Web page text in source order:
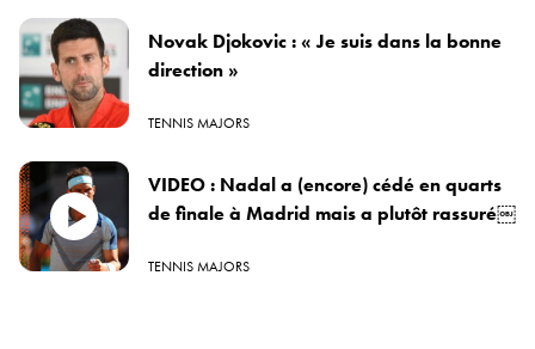
Novak Djokovic : « Je suis dans la bonne
direction »
TENNIS MAJORS
VIDEO : Nadal a (encore) cédé en quarts
de finale à Madrid mais a plutôt rassuré￼
TENNIS MAJORS